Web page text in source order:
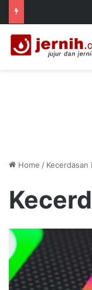
Home / Kecerdasan